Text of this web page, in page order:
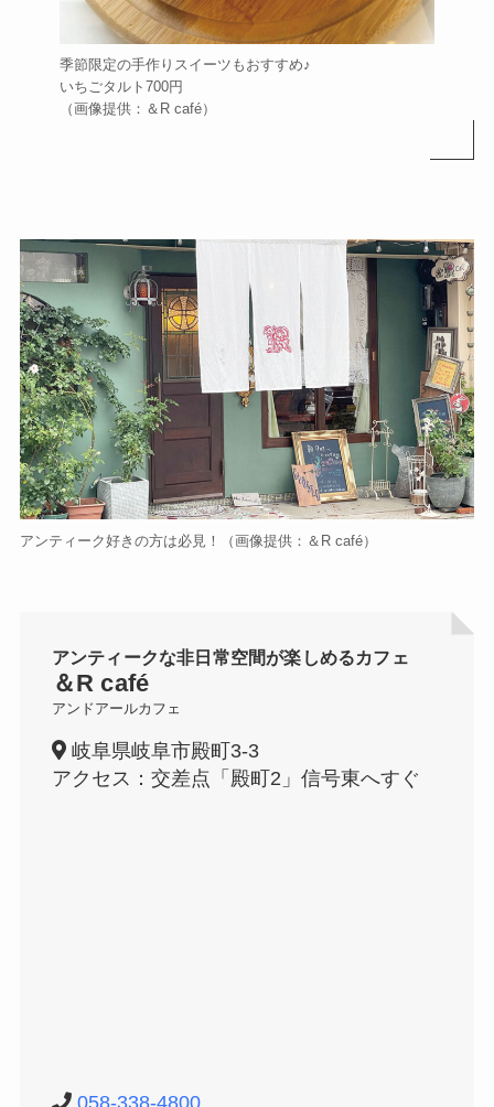
季節限定の手作りスイーツもおすすめ♪
いちごタルト700円
（画像提供：＆R café）
アンティーク好きの方は必見！（画像提供：＆R café）
アンティークな非日常空間が楽しめるカフェ
＆R café
アンドアールカフェ
岐阜県岐阜市殿町3-3
アクセス：交差点「殿町2」信号東へすぐ
058-338-4800